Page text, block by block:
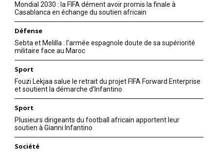
Mondial 2030 : la FIFA dément avoir promis la finale à
Casablanca en échange du soutien africain
Défense
Sebta et Melilla : l’armée espagnole doute de sa supériorité
militaire face au Maroc
Sport
Fouzi Lekjaa salue le retrait du projet FIFA Forward Enterprise
et soutient la démarche d’Infantino
Sport
Plusieurs dirigeants du football africain apportent leur
soutien à Gianni Infantino
Société